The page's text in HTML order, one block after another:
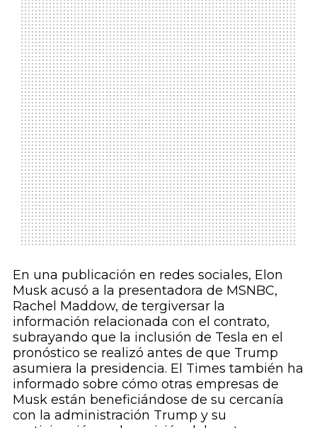
En una publicación en redes sociales, Elon
Musk acusó a la presentadora de MSNBC,
Rachel Maddow, de tergiversar la
información relacionada con el contrato,
subrayando que la inclusión de Tesla en el
pronóstico se realizó antes de que Trump
asumiera la presidencia. El Times también ha
informado sobre cómo otras empresas de
Musk están beneficiándose de su cercanía
con la administración Trump y su